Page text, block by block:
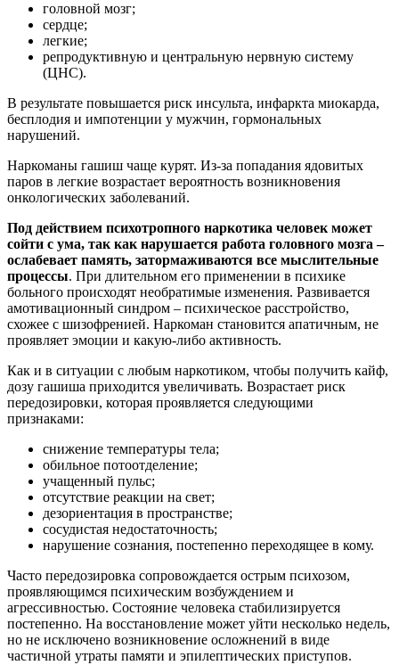
головной мозг;
сердце;
легкие;
репродуктивную и центральную нервную систему
(ЦНС).
В результате повышается риск инсульта, инфаркта миокарда,
бесплодия и импотенции у мужчин, гормональных
нарушений.
Наркоманы гашиш чаще курят. Из-за попадания ядовитых
паров в легкие возрастает вероятность возникновения
онкологических заболеваний.
Под действием психотропного наркотика человек может
сойти с ума, так как нарушается работа головного мозга –
ослабевает память, затормаживаются все мыслительные
процессы. При длительном его применении в психике
больного происходят необратимые изменения. Развивается
амотивационный синдром – психическое расстройство,
схожее с шизофренией. Наркоман становится апатичным, не
проявляет эмоции и какую-либо активность.
Как и в ситуации с любым наркотиком, чтобы получить кайф,
дозу гашиша приходится увеличивать. Возрастает риск
передозировки, которая проявляется следующими
признаками:
снижение температуры тела;
обильное потоотделение;
учащенный пульс;
отсутствие реакции на свет;
дезориентация в пространстве;
сосудистая недостаточность;
нарушение сознания, постепенно переходящее в кому.
Часто передозировка сопровождается острым психозом,
проявляющимся психическим возбуждением и
агрессивностью. Состояние человека стабилизируется
постепенно. На восстановление может уйти несколько недель,
но не исключено возникновение осложнений в виде
частичной утраты памяти и эпилептических приступов.